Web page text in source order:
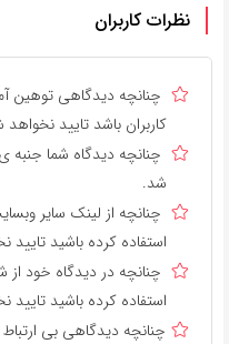
نظرات کاربران
چنانچه دیدگاهی توهین
کاربران باشد تایید
چنانچه دیدگاه شما جنبه
شد.
چنانچه از لینک سایر
استفاده کرده باشید
چنانچه در دیدگاه خود از
استفاده کرده باشید
چنانچه دیدگاهی بی